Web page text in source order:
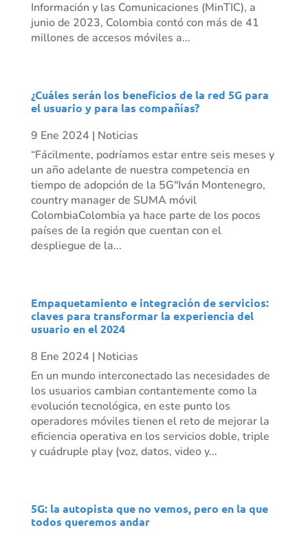
Información y las Comunicaciones (MinTIC), a
junio de 2023, Colombia contó con más de 41
millones de accesos móviles a...
¿Cuáles serán los beneficios de la red 5G para
el usuario y para las compañías?
9 Ene 2024 | Noticias
“Fácilmente, podríamos estar entre seis meses y
un año adelante de nuestra competencia en
tiempo de adopción de la 5G"Iván Montenegro,
country manager de SUMA móvil
ColombiaColombia ya hace parte de los pocos
países de la región que cuentan con el
despliegue de la...
Empaquetamiento e integración de servicios:
claves para transformar la experiencia del
usuario en el 2024
8 Ene 2024 | Noticias
En un mundo interconectado las necesidades de
los usuarios cambian contantemente como la
evolución tecnológica, en este punto los
operadores móviles tienen el reto de mejorar la
eficiencia operativa en los servicios doble, triple
y cuádruple play (voz, datos, video y...
5G: la autopista que no vemos, pero en la que
todos queremos andar